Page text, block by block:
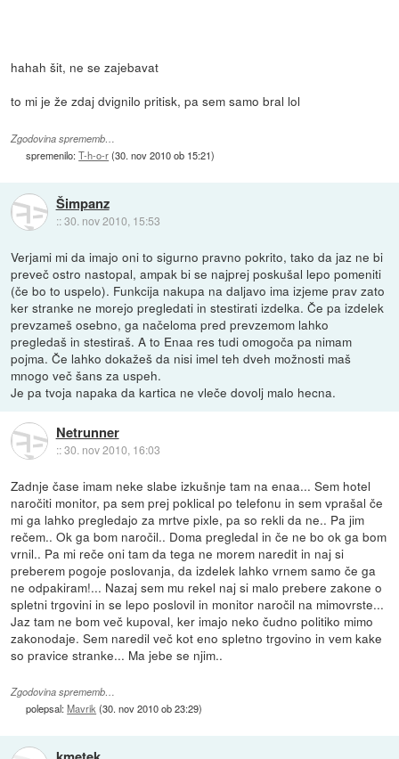
hahah šit, ne se zajebavat
to mi je že zdaj dvignilo pritisk, pa sem samo bral lol
Zgodovina sprememb…
spremenilo:T-h-o-r(30. nov 2010 ob 15:21)
Šimpanz
::30. nov 2010, 15:53
Verjami mi da imajo oni to sigurno pravno pokrito, tako da jaz ne bi
preveč ostro nastopal, ampak bi se najprej poskušal lepo pomeniti
(če bo to uspelo). Funkcija nakupa na daljavo ima izjeme prav zato
ker stranke ne morejo pregledati in stestirati izdelka. Če pa izdelek
prevzameš osebno, ga načeloma pred prevzemom lahko
pregledaš in stestiraš. A to Enaa res tudi omogoča pa nimam
pojma. Če lahko dokažeš da nisi imel teh dveh možnosti maš
mnogo več šans za uspeh.
Je pa tvoja napaka da kartica ne vleče dovolj malo hecna.
Netrunner
::30. nov 2010, 16:03
Zadnje čase imam neke slabe izkušnje tam na enaa... Sem hotel
naročiti monitor, pa sem prej poklical po telefonu in sem vprašal če
mi ga lahko pregledajo za mrtve pixle, pa so rekli da ne.. Pa jim
rečem.. Ok ga bom naročil.. Doma pregledal in če ne bo ok ga bom
vrnil.. Pa mi reče oni tam da tega ne morem naredit in naj si
preberem pogoje poslovanja, da izdelek lahko vrnem samo če ga
ne odpakiram!... Nazaj sem mu rekel naj si malo prebere zakone o
spletni trgovini in se lepo poslovil in monitor naročil na mimovrste...
Jaz tam ne bom več kupoval, ker imajo neko čudno politiko mimo
zakonodaje. Sem naredil več kot eno spletno trgovino in vem kake
so pravice stranke... Ma jebe se njim..
Zgodovina sprememb…
polepsal:Mavrik (30. nov 2010 ob 23:29)